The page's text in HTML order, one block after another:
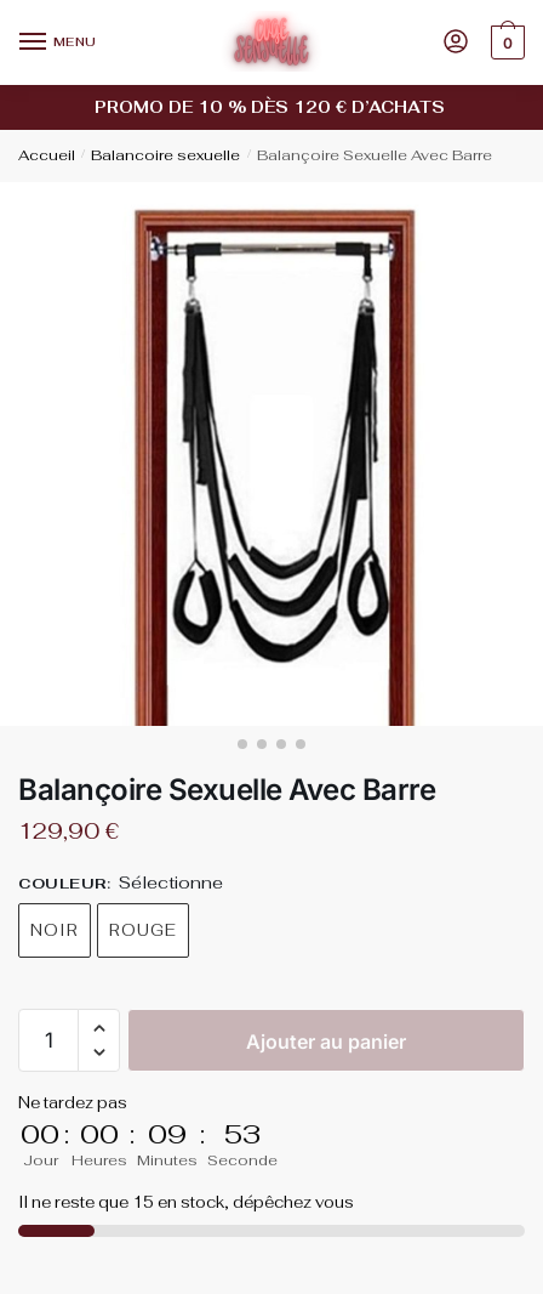
MENU 0
PROMO DE 10 % DÈS 120 € D’ACHATS
Accueil / Balancoire sexuelle / Balançoire Sexuelle Avec Barre
Balançoire Sexuelle Avec Barre
129,90 €
COULEUR: Sélectionne
NOIR ROUGE
Ajouter au panier
Ne tardez pas
00
Jour
: 00
Heures
: 09
Minutes
: 52
Seconde
Il ne reste que 15 en stock, dépêchez vous